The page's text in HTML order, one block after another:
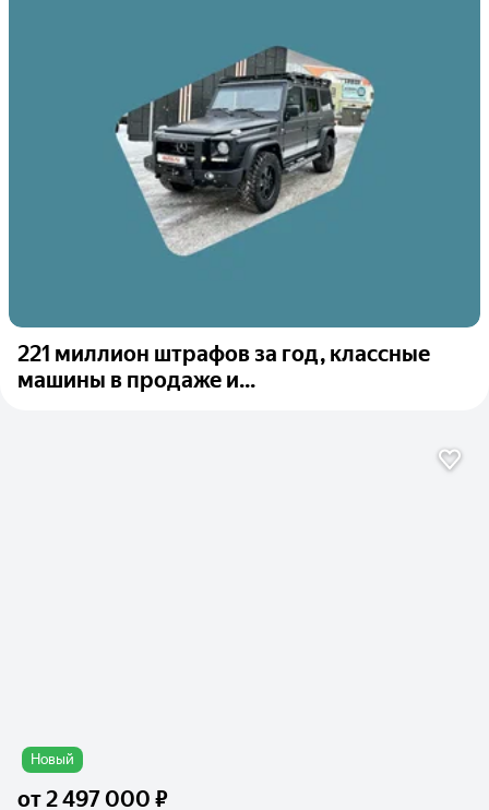
221 миллион штрафов за год, классные
машины в продаже и...
Новый
от2 497 000 ₽